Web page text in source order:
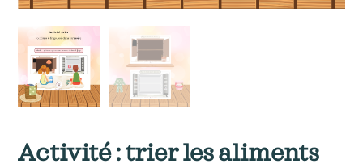
Activité : trier les aliments